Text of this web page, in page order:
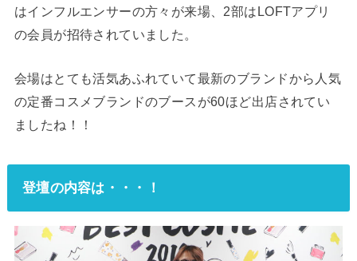
はインフルエンサーの方々が来場、2部はLOFTアプリ
の会員が招待されていました。
会場はとても活気あふれていて最新のブランドから人気
の定番コスメブランドのブースが60ほど出店されてい
ましたね！！
登壇の内容は・・・！